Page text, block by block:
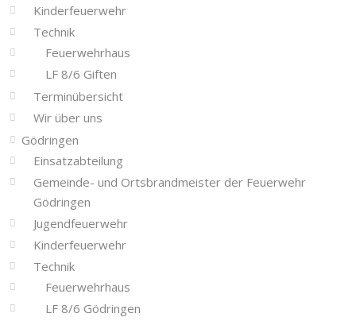
Kinderfeuerwehr
Technik
Feuerwehrhaus
LF 8/6 Giften
Terminübersicht
Wir über uns
Gödringen
Einsatzabteilung
Gemeinde- und Ortsbrandmeister der Feuerwehr
Gödringen
Jugendfeuerwehr
Kinderfeuerwehr
Technik
Feuerwehrhaus
LF 8/6 Gödringen